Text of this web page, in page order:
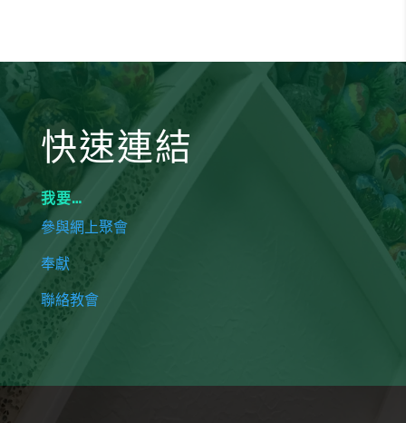
快速連結
我要…
參與網上聚會
奉獻
聯絡教會